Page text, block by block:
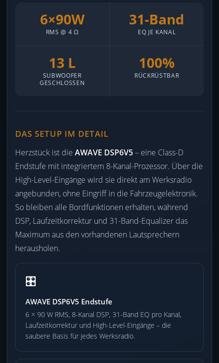
6×90W
RMS @ 4 Ω
31-Band
EQ JE KANAL
13 L
SUBWOOFER
GESCHLOSSEN
100%
RÜCKRÜSTBAR
DAS SETUP IM DETAIL
Herzstück ist die AWAVE DSP6V5– eine Class-D
Endstufe mit integriertem 8-Kanal-Prozessor. Über die
High-Level-Eingänge wird sie direkt am Werksradio
angebunden, ohne Eingriff in die Fahrzeugelektronik.
So bleiben alle Bordfunktionen erhalten, während
DSP, Laufzeitkorrektur und 31-Band-Equalizer das
Maximum aus den vorhandenen Lautsprechern
herausholen.
🎛️
AWAVE DSP6V5 Endstufe
6 × 90 W RMS, 8-Kanal DSP, 31-Band EQ pro Kanal,
Laufzeitkorrektur und High-Level-Eingänge – die
saubere Basis für jedes Werksradio.